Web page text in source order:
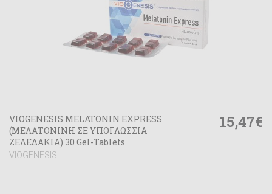
VIOGENESIS MELATONIN EXPRESS
(ΜΕΛΑΤΟΝΙΝΗ ΣΕ ΥΠΟΓΛΩΣΣΙΑ
ΖΕΛΕΔΑΚΙΑ) 30 Gel-Tablets
VIOGENESIS
15,47€